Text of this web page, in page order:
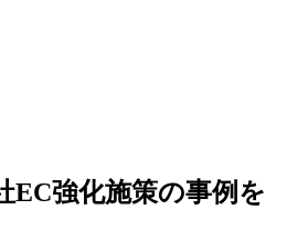
強化施策の事例を